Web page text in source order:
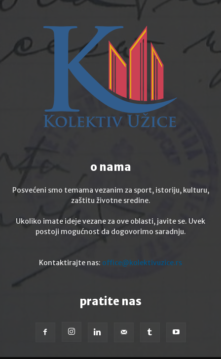
o nama
Posvećeni smo temama vezanim za sport, istoriju, kulturu,
zaštitu životne sredine.
Ukoliko imate ideje vezane za ove oblasti, javite se. Uvek
postoji mogućnost da dogovorimo saradnju.
Kontaktirajte nas: office@kolektivuzice.rs
pratite nas